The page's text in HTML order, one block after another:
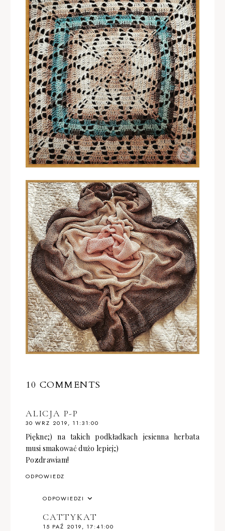
10 COMMENTS
ALICJA P-P
30 WRZ 2019, 11:31:00
Piękne;) na takich podkładkach jesienna herbata
musi smakować dużo lepiej;)
Pozdrawiam!
ODPOWIEDZ
ODPOWIEDZI
CATTYKAT
15 PAŹ 2019, 17:41:00